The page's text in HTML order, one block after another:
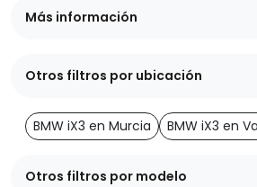
Más información
Otros filtros por ubicación
BMW iX3 en Murcia BMW iX3 en
Otros filtros por modelo